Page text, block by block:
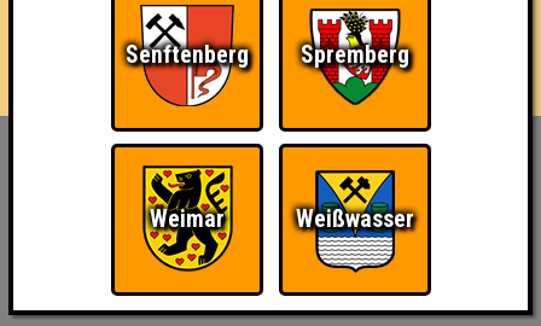
11 31
Inhaber & Geschäftsführer:
Georg Martin // Quizlabor
Sandower Straße 56
Senftenberg Spremberg
Weimar Weißwasser